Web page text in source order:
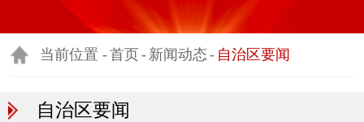
基层治理和基层政
权建设
当前位置 -首页 - 新闻动态 - 自治区要闻
自治区要闻